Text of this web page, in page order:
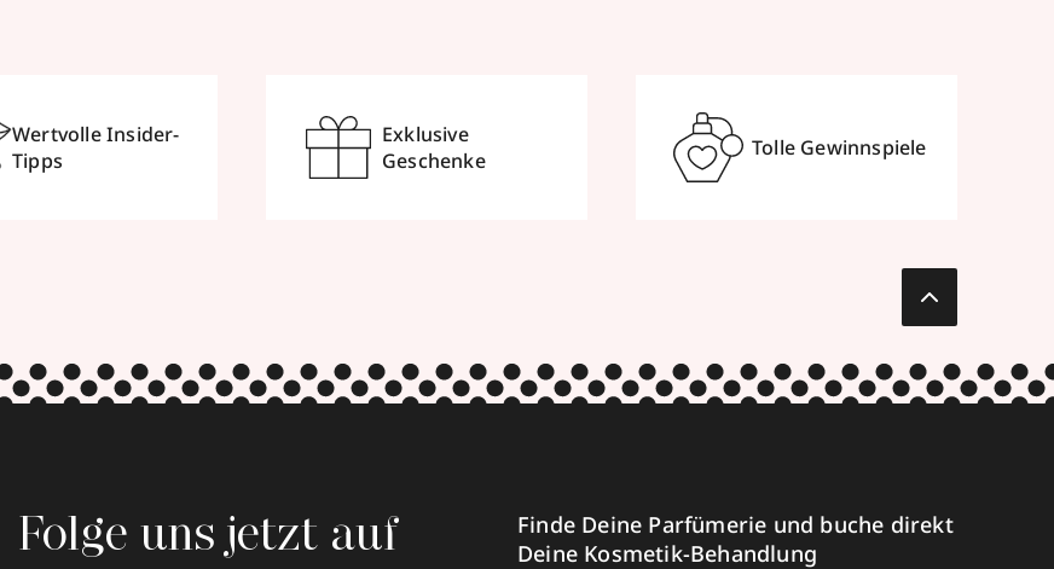
Wertvolle Insider-
Tipps
Exklusive
Geschenke
Tolle Gewinnspiele
Folge uns jetzt auf
Finde Deine Parfümerie und buche direkt
Deine Kosmetik-Behandlung